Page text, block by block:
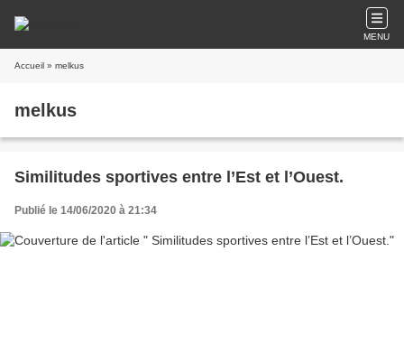
MENU
Accueil » melkus
melkus
Similitudes sportives entre l’Est et l’Ouest.
Publié le 14/06/2020 à 21:34